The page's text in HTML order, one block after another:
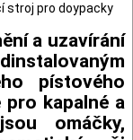
stroj pro doypacky
a uzavírání
pístového
pro kapalné a
omáčky,